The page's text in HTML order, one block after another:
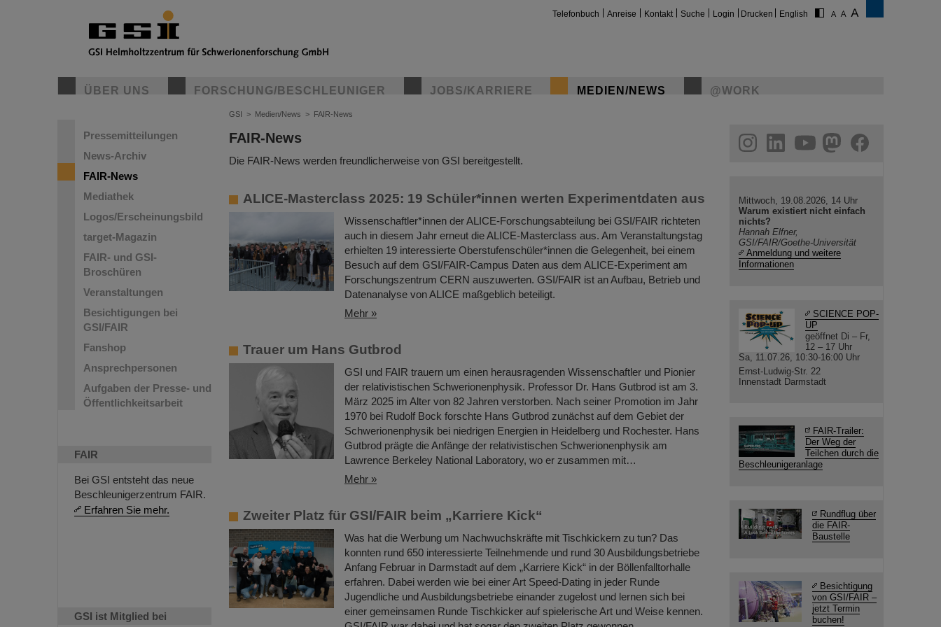
Telefonbuch Anreise Kontakt Suche Login Drucken English
ÜBER UNS FORSCHUNG/BESCHLEUNIGER JOBS/KARRIERE MEDIEN/NEWS @WORK
Pressemitteilungen
News-Archiv
FAIR-News
Mediathek
Logos/Erscheinungsbild
target-Magazin
FAIR- und GSI-
Broschüren
Veranstaltungen
Besichtigungen bei
GSI/FAIR
Fanshop
Ansprechpersonen
Aufgaben der Presse- und
Öffentlichkeitsarbeit
FAIR
Bei GSI entsteht das neue
Beschleunigerzentrum FAIR.
Erfahren Sie mehr.
GSI ist Mitglied bei
GSI > Medien/News > FAIR-News
FAIR-News
Die FAIR-News werden freundlicherweise von GSI bereitgestellt.
ALICE-Masterclass 2025: 19 Schüler*innen werten Experimentdaten aus
Wissenschaftler*innen der ALICE-Forschungsabteilung bei GSI/FAIR richteten
auch in diesem Jahr erneut die ALICE-Masterclass aus. Am Veranstaltungstag
erhielten 19 interessierte Oberstufenschüler*innen die Gelegenheit, bei einem
Besuch auf dem GSI/FAIR-Campus Daten aus dem ALICE-Experiment am
Forschungszentrum CERN auszuwerten. GSI/FAIR ist an Aufbau, Betrieb und
Datenanalyse von ALICE maßgeblich beteiligt.
Mehr »
Trauer um Hans Gutbrod
GSI und FAIR trauern um einen herausragenden Wissenschaftler und Pionier
der relativistischen Schwerionenphysik. Professor Dr. Hans Gutbrod ist am 3.
März 2025 im Alter von 82 Jahren verstorben. Nach seiner Promotion im Jahr
1970 bei Rudolf Bock forschte Hans Gutbrod zunächst auf dem Gebiet der
Schwerionenphysik bei niedrigen Energien in Heidelberg und Rochester. Hans
Gutbrod prägte die Anfänge der relativistischen Schwerionenphysik am
Lawrence Berkeley National Laboratory, wo er zusammen mit…
Mehr »
Zweiter Platz für GSI/FAIR beim „Karriere Kick“
Was hat die Werbung um Nachwuchskräfte mit Tischkickern zu tun? Das
konnten rund 650 interessierte Teilnehmende und rund 30 Ausbildungsbetriebe
Anfang Februar in Darmstadt auf dem „Karriere Kick“ in der Böllenfalltorhalle
erfahren. Dabei werden wie bei einer Art Speed-Dating in jeder Runde
Jugendliche und Ausbildungsbetriebe einander zugelost und lernen sich bei
einer gemeinsamen Runde Tischkicker auf spielerische Art und Weise kennen.
helmholtz.social
facebook
Mittwoch, 19.08.2026, 14 Uhr
Warum existiert nicht einfach
nichts?
Hannah Elfner,
GSI/FAIR/Goethe-Universität
Anmeldung und weitere
Informationen
SCIENCE POP-
UP
geöffnet Di – Fr,
12 – 17 Uhr
Sa, 11.07.26, 10:30-16:00 Uhr
Ernst-Ludwig-Str. 22
Innenstadt Darmstadt
FAIR-Trailer:
Der Weg der
Teilchen durch die
Beschleunigeranlage
Rundflug über
die FAIR-
Baustelle
Besichtigung
von GSI/FAIR –
jetzt Termin
buchen!